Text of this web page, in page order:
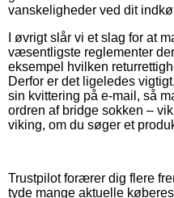
vanskeligheder ved dit
I øvrigt slår vi et slag for at
væsentligste reglementer
eksempel hvilken
Derfor er det ligeledes
sin kvittering på e-mail, så
ordren af bridge sokken –
viking, om du søger et
Trustpilot forærer dig flere
tyde mange aktuelle